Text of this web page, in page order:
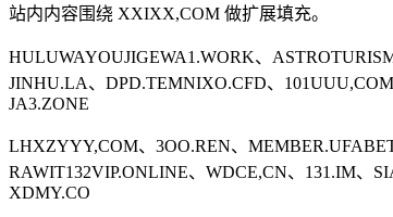
站内内容围绕 XXIXX,COM 做扩展填充。
HULUWAYOUJIGEWA1.WORK、
JINHU.LA、DPD.TEMNIXO.CFD、
JA3.ZONE
LHXZYYY,COM、3OO.REN、
RAWIT132VIP.ONLINE、WDCE,CN、131.IM、
XDMY.CO